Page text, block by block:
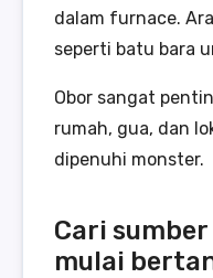
dalam furnace.
seperti batu bara
Obor sangat
rumah, gua, dan
dipenuhi monster.
Cari
mulai